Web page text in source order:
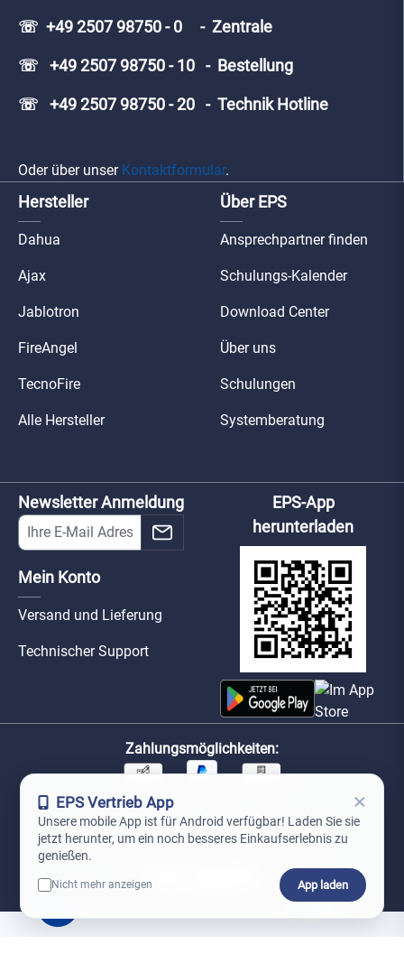
☏ +49 2507 98750 - 0 - Zentrale
☏ +49 2507 98750 - 10 - Bestellung
☏ +49 2507 98750 - 20 - Technik Hotline
Oder über unser Kontaktformular.
Hersteller
Dahua
Ajax
Jablotron
FireAngel
TecnoFire
Alle Hersteller
Über EPS
Ansprechpartner finden
Schulungs-Kalender
Download Center
Über uns
Schulungen
Systemberatung
Newsletter Anmeldung
Mein Konto
Versand und Lieferung
Technischer Support
EPS-App
herunterladen
Zahlungsmöglichkeiten:
Unsere Versandpartner:
EPS Vertrieb App ×
Unsere mobile App ist für Android verfügbar! Laden Sie sie
jetzt herunter, um ein noch besseres Einkaufserlebnis zu
genießen.
Nicht mehr anzeigen App laden